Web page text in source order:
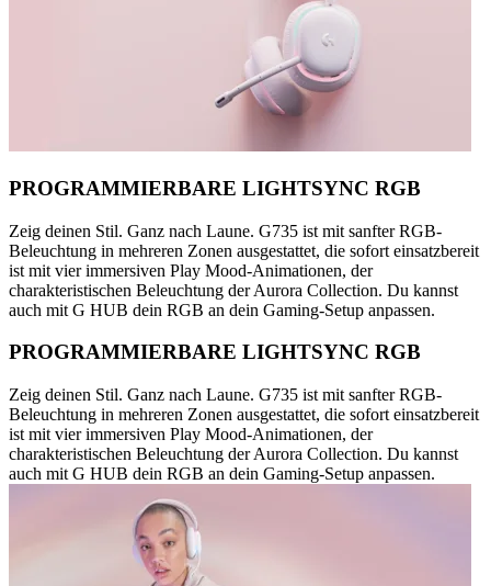
PROGRAMMIERBARE LIGHTSYNC RGB
Zeig deinen Stil. Ganz nach Laune. G735 ist mit sanfter RGB-
Beleuchtung in mehreren Zonen ausgestattet, die sofort einsatzbereit
ist mit vier immersiven Play Mood-Animationen, der
charakteristischen Beleuchtung der Aurora Collection. Du kannst
auch mit G HUB dein RGB an dein Gaming-Setup anpassen.
PROGRAMMIERBARE LIGHTSYNC RGB
Zeig deinen Stil. Ganz nach Laune. G735 ist mit sanfter RGB-
Beleuchtung in mehreren Zonen ausgestattet, die sofort einsatzbereit
ist mit vier immersiven Play Mood-Animationen, der
charakteristischen Beleuchtung der Aurora Collection. Du kannst
auch mit G HUB dein RGB an dein Gaming-Setup anpassen.